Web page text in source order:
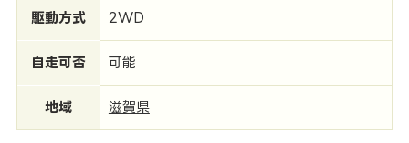
駆動方式 2WD
自走可否 可能
地域 滋賀県